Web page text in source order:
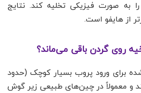
به صورت فیزیکی تخلیه کند. نتایج
از هایفو است.
برای ورود پروب بسیار کوچک (حدود
و معمولاً در چین‌های طبیعی زیر گوش